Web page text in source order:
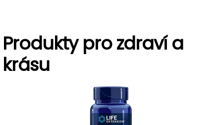
Produkty pro zdraví a
krásu